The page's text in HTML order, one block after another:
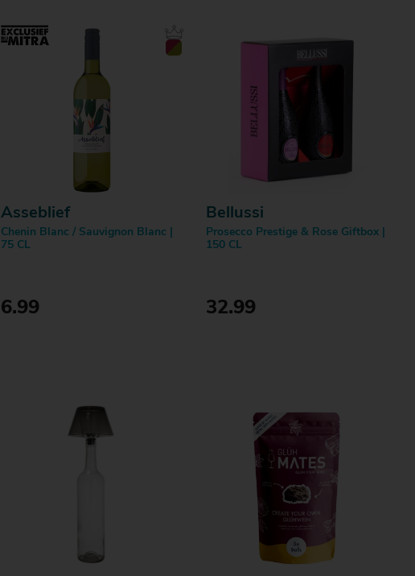
Asseblief
Chenin Blanc / Sauvignon Blanc |
75 CL
6.99
Bellussi
Prosecco Prestige & Rose Giftbox |
150 CL
32.99